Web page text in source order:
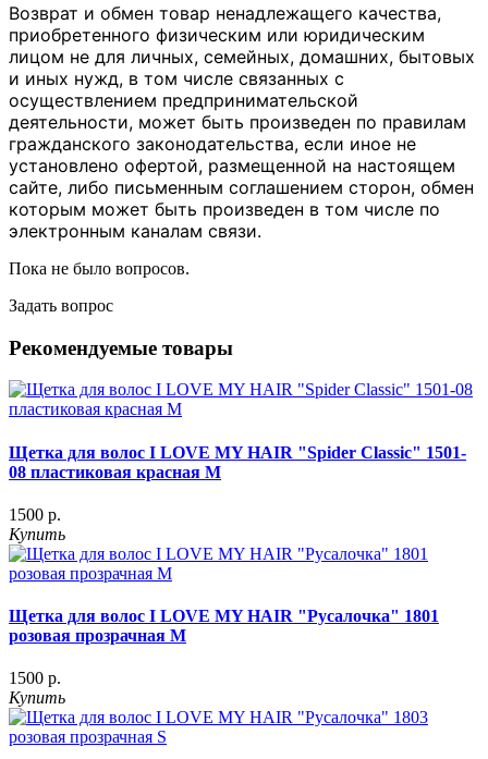
Возврат и обмен товар ненадлежащего качества,
приобретенного физическим или юридическим
лицом не для личных, семейных, домашних, бытовых
и иных нужд, в том числе связанных с
осуществлением предпринимательской
деятельности, может быть произведен по правилам
гражданского законодательства, если иное не
установлено офертой, размещенной на настоящем
сайте, либо письменным соглашением сторон, обмен
которым может быть произведен в том числе по
электронным каналам связи.
Пока не было вопросов.
Задать вопрос
Рекомендуемые товары
Щетка для волос I LOVE MY HAIR "Spider Classic" 1501-
08 пластиковая красная M
1500 р.
Купить
Щетка для волос I LOVE MY HAIR "Русалочка" 1801
розовая прозрачная М
1500 р.
Купить